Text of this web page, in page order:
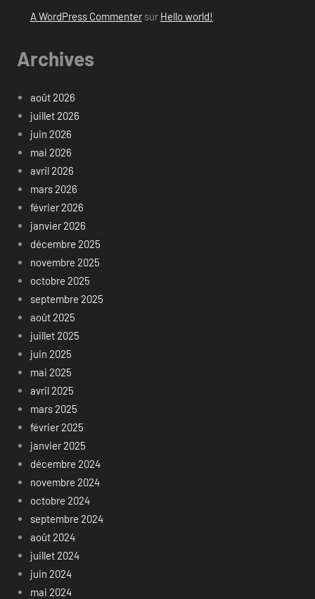
A WordPress Commentersur Hello world!
Archives
août 2026
juillet 2026
juin 2026
mai 2026
avril 2026
mars 2026
février 2026
janvier 2026
décembre 2025
novembre 2025
octobre 2025
septembre 2025
août 2025
juillet 2025
juin 2025
mai 2025
avril 2025
mars 2025
février 2025
janvier 2025
décembre 2024
novembre 2024
octobre 2024
septembre 2024
août 2024
juillet 2024
juin 2024
mai 2024